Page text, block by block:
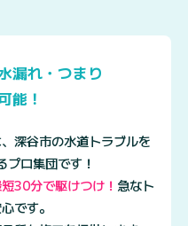
漏れ・つまり
能！
深谷市の水道トラブルを
ロ集団です！
30分で駆けつけ！ 急なト
です。